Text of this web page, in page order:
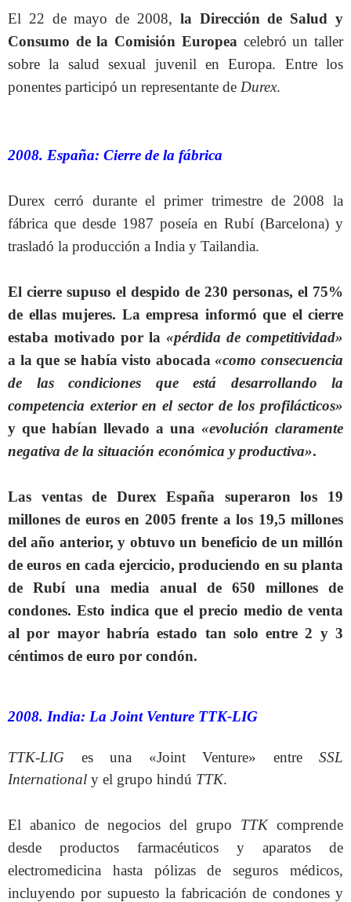
El 22 de mayo de 2008, la Dirección de Salud y
Consumo de la Comisión Europea celebró un taller
sobre la salud sexual juvenil en Europa. Entre los
ponentes participó un representante de Durex.
2008. España: Cierre de la fábrica
Durex cerró durante el primer trimestre de 2008 la
fábrica que desde 1987 poseía en Rubí (Barcelona) y
trasladó la producción a India y Tailandia.
El cierre supuso el despido de 230 personas, el 75%
de ellas mujeres. La empresa informó que el cierre
estaba motivado por la «pérdida de competitividad»
a la que se había visto abocada«como consecuencia
de las condiciones que está desarrollando la
competencia exterior en el sector de los profilácticos»
y que habían llevado a una «evolución claramente
negativa de la situación económica y productiva».
Las ventas de Durex España superaron los 19
millones de euros en 2005 frente a los 19,5 millones
del año anterior, y obtuvo un beneficio de un millón
de euros en cada ejercicio, produciendo en su planta
de Rubí una media anual de 650 millones de
condones. Esto indica que el precio medio de venta
al por mayor habría estado tan solo entre 2 y 3
céntimos de euro por condón.
2008. India: La Joint Venture TTK-LIG
TTK-LIG es una «Joint Venture» entre SSL
International y el grupo hindú TTK.
El abanico de negocios del grupo TTKcomprende
desde productos farmacéuticos y aparatos de
electromedicina hasta pólizas de seguros médicos,
incluyendo por supuesto la fabricación de condones y